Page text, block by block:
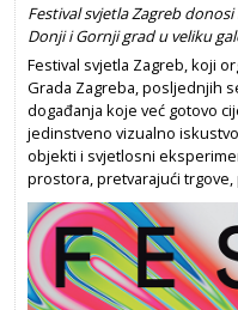
Festival svjetla Zagreb
Donji i Gornji grad u veliku
Festival svjetla Zagreb, koji
Grada Zagreba, posljednjih
događanja koje već gotovo
jedinstveno vizualno
objekti i svjetlosni
prostora, pretvarajući